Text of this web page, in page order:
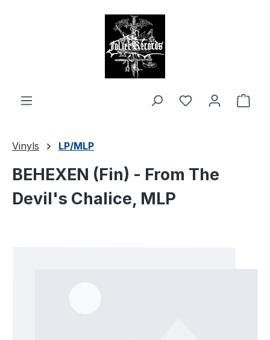
Vinyls LP/MLP
BEHEXEN (Fin) - From The
Devil's Chalice, MLP